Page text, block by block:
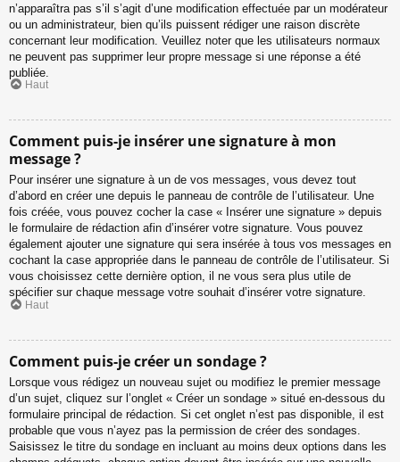
n’apparaîtra pas s’il s’agit d’une modification effectuée par un modérateur
ou un administrateur, bien qu’ils puissent rédiger une raison discrète
concernant leur modification. Veuillez noter que les utilisateurs normaux
ne peuvent pas supprimer leur propre message si une réponse a été
publiée.
Haut
Comment puis-je insérer une signature à mon
message ?
Pour insérer une signature à un de vos messages, vous devez tout
d’abord en créer une depuis le panneau de contrôle de l’utilisateur. Une
fois créée, vous pouvez cocher la case « Insérer une signature » depuis
le formulaire de rédaction afin d’insérer votre signature. Vous pouvez
également ajouter une signature qui sera insérée à tous vos messages en
cochant la case appropriée dans le panneau de contrôle de l’utilisateur. Si
vous choisissez cette dernière option, il ne vous sera plus utile de
spécifier sur chaque message votre souhait d’insérer votre signature.
Haut
Comment puis-je créer un sondage ?
Lorsque vous rédigez un nouveau sujet ou modifiez le premier message
d’un sujet, cliquez sur l’onglet « Créer un sondage » situé en-dessous du
formulaire principal de rédaction. Si cet onglet n’est pas disponible, il est
probable que vous n’ayez pas la permission de créer des sondages.
Saisissez le titre du sondage en incluant au moins deux options dans les